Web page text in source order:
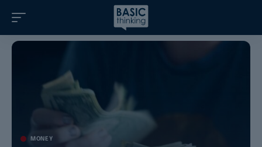
MONEY